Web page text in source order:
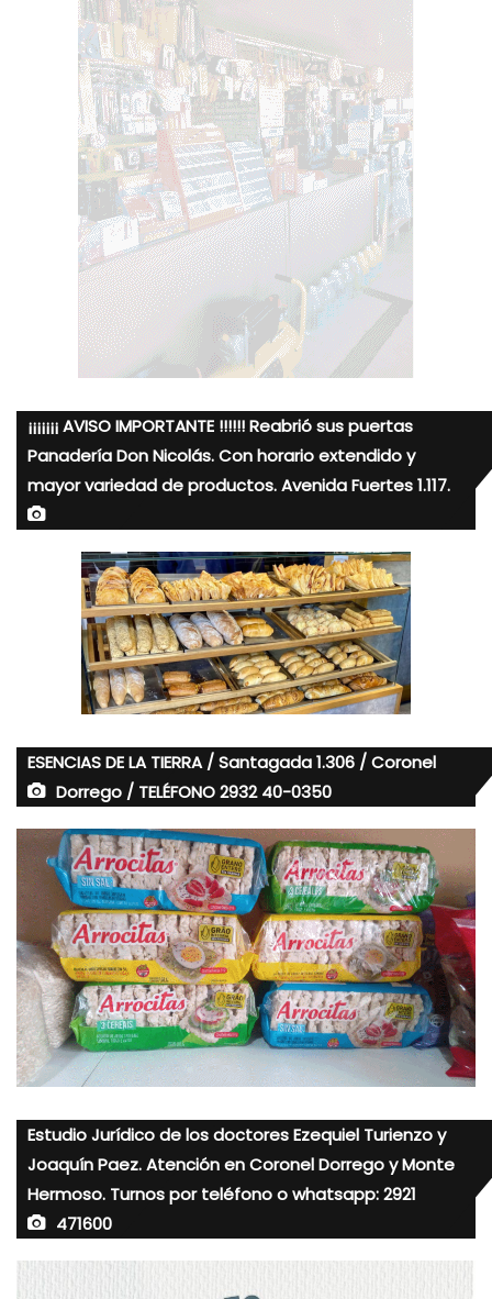
¡¡¡¡¡¡¡ AVISO IMPORTANTE !!!!!! Reabrió sus puertas
Panadería Don Nicolás. Con horario extendido y
mayor variedad de productos. Avenida Fuertes 1.117.
ESENCIAS DE LA TIERRA / Santagada 1.306 / Coronel
Dorrego / TELÉFONO 2932 40-0350
Estudio Jurídico de los doctores Ezequiel Turienzo y
Joaquín Paez. Atención en Coronel Dorrego y Monte
Hermoso. Turnos por teléfono o whatsapp: 2921
471600